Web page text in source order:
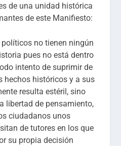
de una unidad histórica
de este Manifiesto:
políticos no tienen ningún
pues no está dentro
intento de suprimir de
hechos históricos y a sus
resulta estéril, sino
libertad de pensamiento,
ciudadanos unos
de tutores en los que
su propia decisión